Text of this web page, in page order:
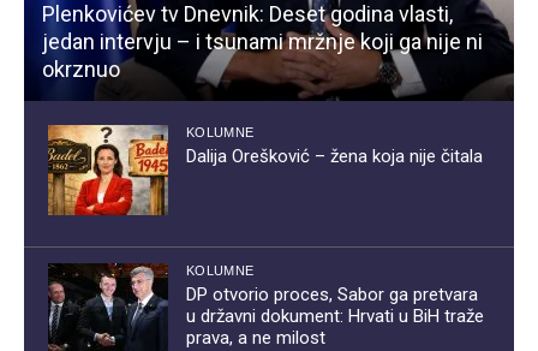
Plenkovićev tv Dnevnik: Deset godina vlasti,
jedan intervju – i tsunami mržnje koji ga nije ni
okrznuo
KOLUMNE
Dalija Orešković – žena koja nije čitala
KOLUMNE
DP otvorio proces, Sabor ga pretvara
u državni dokument: Hrvati u BiH traže
prava, a ne milost